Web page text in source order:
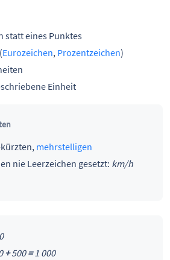
statt eines Punktes
Eurozeichen, Prozentzeichen)
Einheit
mehrstelligen
nie Leerzeichen gesetzt: km/h
+500=1 000